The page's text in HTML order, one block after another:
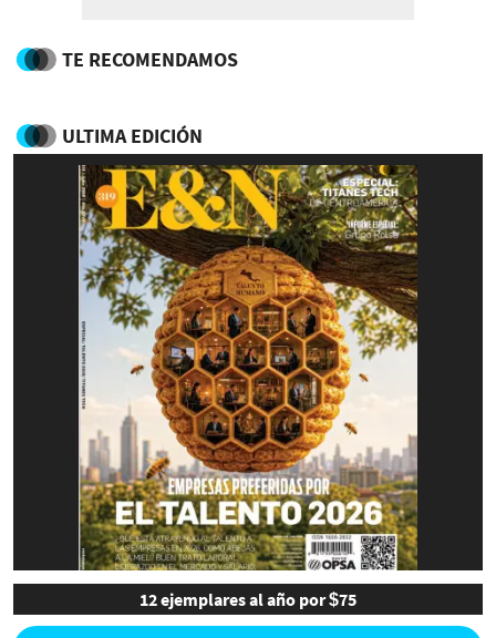
TE RECOMENDAMOS
ULTIMA EDICIÓN
12 ejemplares al año por $75